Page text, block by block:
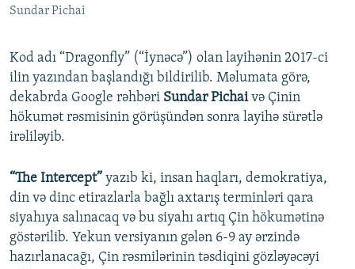
Sundar Pichai
Kod adı “Dragonfly” (“İynəcə”) olan layihənin 2017-ci
ilin yazından başlandığı bildirilib. Məlumata görə,
dekabrda Google rəhbəri Sundar Pichaivə Çinin
hökumət rəsmisinin görüşündən sonra layihə sürətlə
irəliləyib.
“The Intercept” yazıb ki, insan haqları, demokratiya,
din və dinc etirazlarla bağlı axtarış terminləri qara
siyahıya salınacaq və bu siyahı artıq Çin hökumətinə
göstərilib. Yekun versiyanın gələn 6-9 ay ərzində
hazırlanacağı, Çin rəsmilərinin təsdiqini gözləyəcəyi